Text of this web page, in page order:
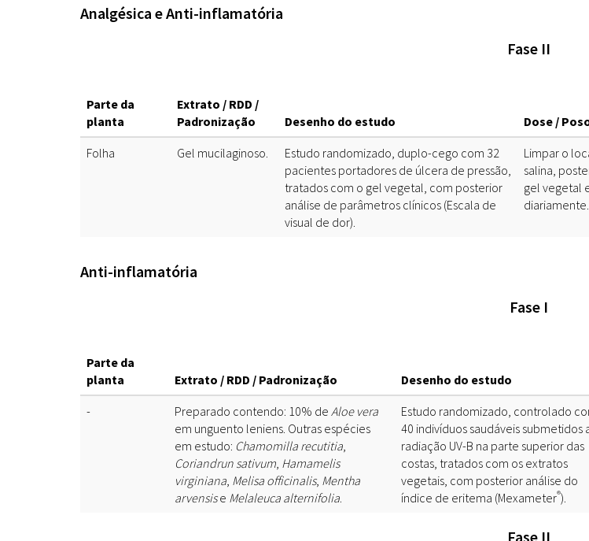
Analgésica e Anti-inflamatória
Fase II
Parte da
planta
Extrato / RDD /
Padronização
Desenho do estudo Dose /
Folha
Gel mucilaginoso.
Estudo randomizado, duplo-cego com 32
pacientes portadores de úlcera de pressão,
tratados com o gel vegetal, com posterior
análise de parâmetros clínicos (Escala de
visual de dor).
Limpar o
salina,
gel vegetal
diariamente.
Anti-inflamatória
Fase I
Parte da
planta
Extrato / RDD / Padronização Desenho do estudo
-
Preparado contendo: 10% de Aloe vera
em unguento leniens. Outras espécies
em estudo: Chamomilla recutitia,
Coriandrun sativum, Hamamelis
virginiana, Melisa officinalis, Mentha
arvensise Melaleuca alternifolia.
Estudo randomizado, controlado
40 indivíduos saudáveis submetidos
radiação UV-B na parte superior das
costas, tratados com os extratos
vegetais, com posterior análise do
índice de eritema (Mexameter®).
Fase II